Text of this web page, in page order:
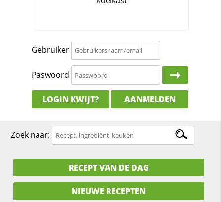
Gebruiker
Paswoord
LOGIN KWIJT? AANMELDEN
Zoek naar:
RECEPT VAN DE DAG
NIEUWE RECEPTEN